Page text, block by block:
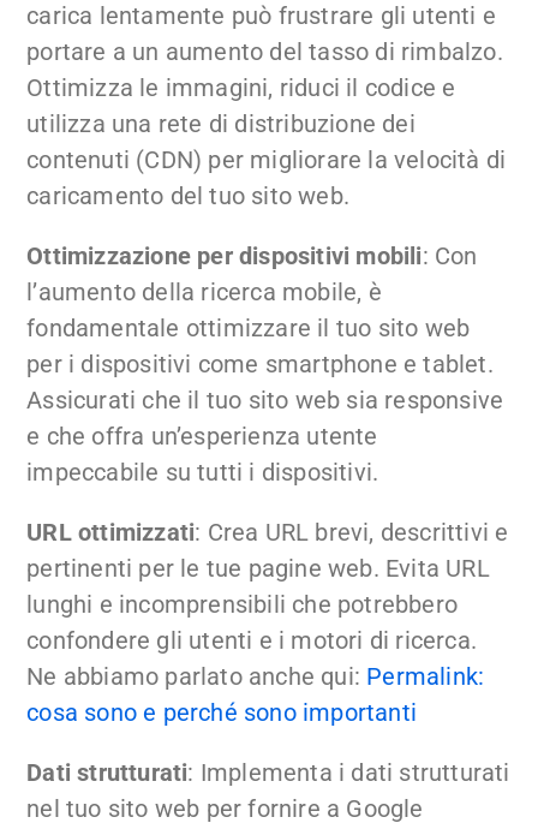
carica lentamente può frustrare gli utenti e
portare a un aumento del tasso di rimbalzo.
Ottimizza le immagini, riduci il codice e
utilizza una rete di distribuzione dei
contenuti (CDN) per migliorare la velocità di
caricamento del tuo sito web.
Ottimizzazione per dispositivi mobili: Con
l’aumento della ricerca mobile, è
fondamentale ottimizzare il tuo sito web
per i dispositivi come smartphone e tablet.
Assicurati che il tuo sito web sia responsive
e che offra un’esperienza utente
impeccabile su tutti i dispositivi.
URL ottimizzati: Crea URL brevi, descrittivi e
pertinenti per le tue pagine web. Evita URL
lunghi e incomprensibili che potrebbero
confondere gli utenti e i motori di ricerca.
Ne abbiamo parlato anche qui: Permalink:
cosa sono e perché sono importanti
Dati strutturati: Implementa i dati strutturati
nel tuo sito web per fornire a Google